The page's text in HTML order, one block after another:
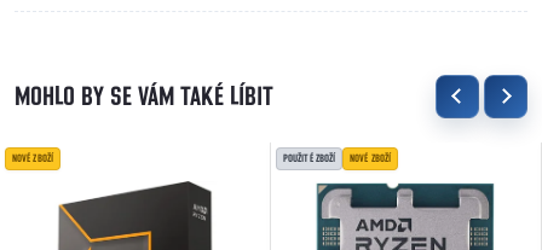
NOVÉ ZBOŽÍ POUŽITÉ ZBOŽÍ NOVÉ ZBOŽÍ